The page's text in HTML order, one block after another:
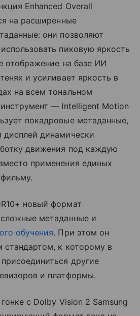
Enhanced Overall
на расширенные
они позволяют
пиковую яркость
отображение на базе ИИ
и усиливает яркость в
на всем тональном
— Intelligent Motion
покадровые метаданные,
дисплей динамически
движения под каждую
применения единых
новый формат
сложные метаданные и
обучения. При этом он
стандартом, к которому в
другие
и платформы.
с Dolby Vision 2 Samsung